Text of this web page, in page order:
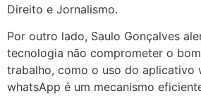
Direito e Jornalismo.
Por outro lado, Saulo Gonçalves
tecnologia não comprometer o
trabalho, como o uso do aplicativo
whatsApp é um mecanismo